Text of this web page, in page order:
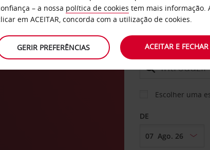
CARRO
LEVANTAR EM
Escolher uma
DE
– a nossa política de cookies tem mais informação.
em ACEITAR, concorda com a utilização de cookies.
GERIR PREFERÊNCIAS ACEITAR E FECHAR